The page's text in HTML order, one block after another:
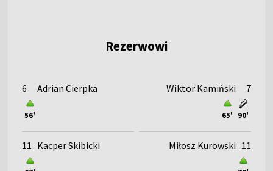
Rezerwowi
6 Adrian Cierpka
56'
11 Kacper Skibicki
65' 90'
Wiktor Kamiński 7
Miłosz Kurowski 11